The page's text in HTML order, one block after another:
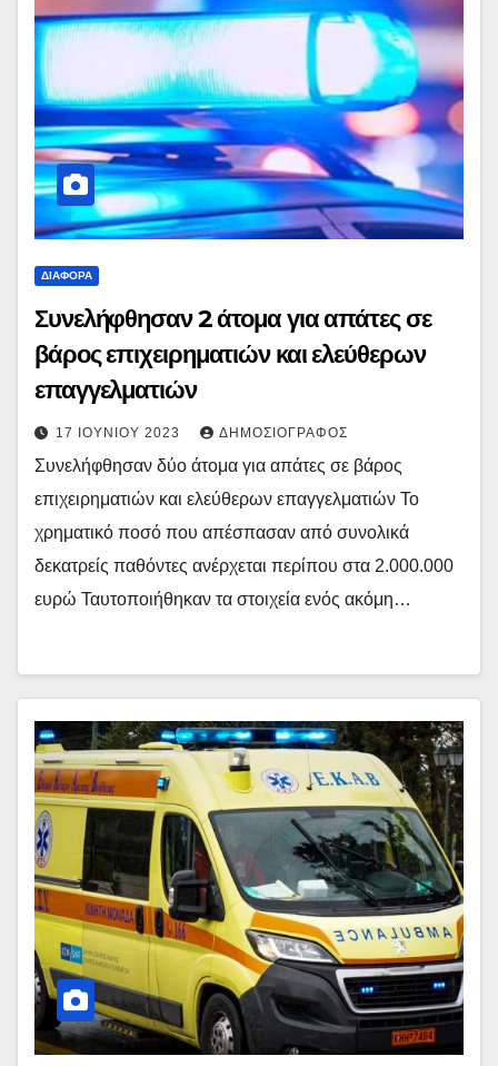
ΔΙΆΦΟΡΑ
Συνελήφθησαν 2 άτομα για απάτες σε
βάρος επιχειρηματιών και ελεύθερων
επαγγελματιών
17 ΙΟΥΝΊΟΥ 2023 ΔΗΜΟΣΙΟΓΡΆΦΟΣ
Συνελήφθησαν δύο άτομα για απάτες σε βάρος
επιχειρηματιών και ελεύθερων επαγγελματιών Το
χρηματικό ποσό που απέσπασαν από συνολικά
δεκατρείς παθόντες ανέρχεται περίπου στα 2.000.000
ευρώ Ταυτοποιήθηκαν τα στοιχεία ενός ακόμη…